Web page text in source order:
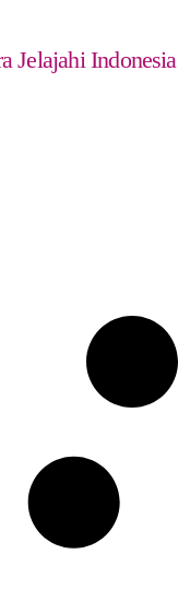
Jelajahi Indonesia